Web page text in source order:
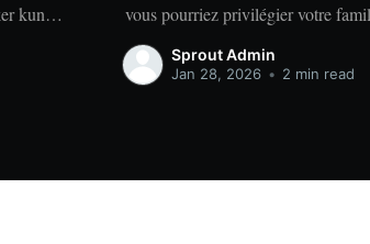
kunt
Dit
vous pourriez privilégier votre
indépendance. Si vous accordez de
réussite, vous privilégierez peut-
Sprout Admin
Jan 28, 2026 • 2 min read